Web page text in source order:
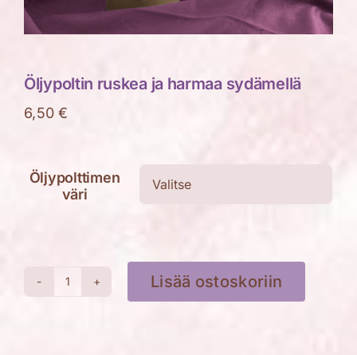
Öljypoltin ruskea ja harmaa sydämellä
6,50€
Öljypolttimen
väri
Öljypoltin
Lisää ostoskoriin